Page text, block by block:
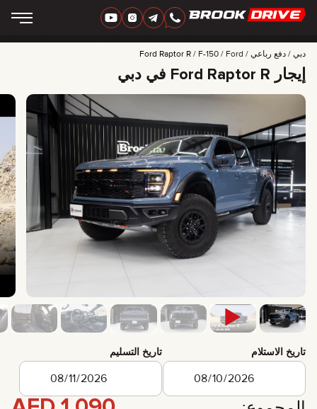
‏العربية‏
ماركات
مدة الإيجار
أفضل العروض
FAQ
CERTIFICATES
جهات الاتصال
شراكة
اِسْتَأْجِرْ لِتُمْلِكَ
+ 971 52 193 88 88
+ 7 925 283 88 88
دبي دفع رباعي Ford
F-150
Ford Raptor R
إيجار Ford Raptor R في دبي
تاريخ الاستلام تاريخ التسليم